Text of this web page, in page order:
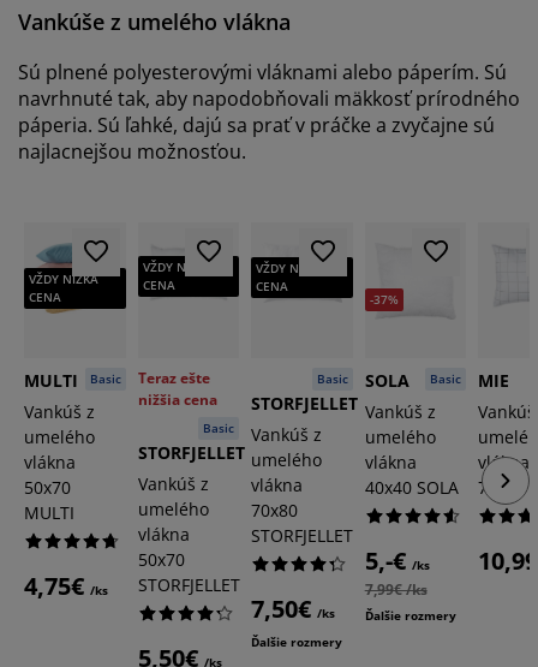
Vankúše z umelého vlákna
Sú plnené polyesterovými vláknami alebo páperím. Sú
navrhnuté tak, aby napodobňovali mäkkosť prírodného
páperia. Sú ľahké, dajú sa prať v práčke a zvyčajne sú
najlacnejšou možnosťou.
VŽDY NÍZKA
CENA
Basic
MULTI
Vankúš z
umelého
vlákna
50x70
MULTI
4,75€ /ks
VŽDY NÍZKA
CENA
Teraz ešte
nižšia cena
Basic
STORFJELLET
Vankúš z
umelého
vlákna
50x70
STORFJELLET
5,50€ /ks
VŽDY NÍZKA
CENA
Basic
STORFJELLET
Vankúš z
umelého
vlákna
70x80
STORFJELLET
7,50€ /ks
Ďalšie rozmery
-37%
Basic
SOLA
Vankúš z
umelého
vlákna
40x40 SOLA
5,-€ /ks
7,99€ /ks
Ďalšie rozmery
MIE
vlákna
70x80